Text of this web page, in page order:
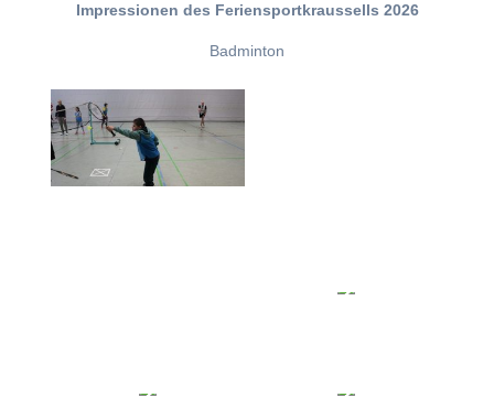
Impressionen des Feriensportkraussells 2026
Badminton